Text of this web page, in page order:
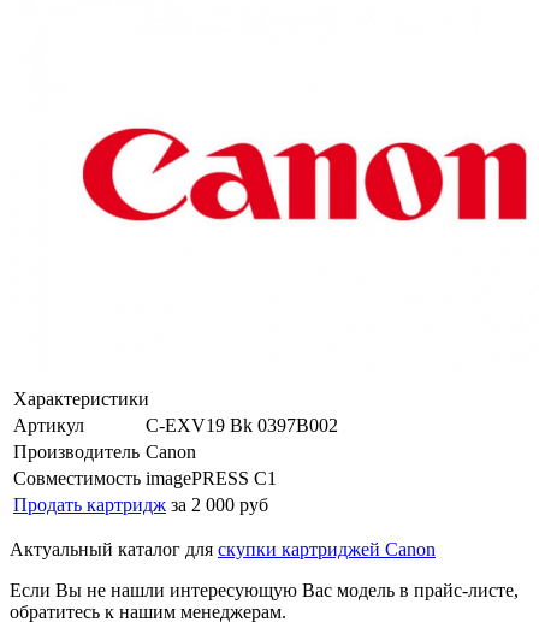
Характеристики
Артикул
C-EXV19 Bk 0397B002
Производитель Canon
Совместимость imagePRESS C1
Продать картридж за 2 000 руб
Актуальный каталог для скупки картриджей Canon
Если Вы не нашли интересующую Вас модель в прайс-листе,
обратитесь к нашим менеджерам.